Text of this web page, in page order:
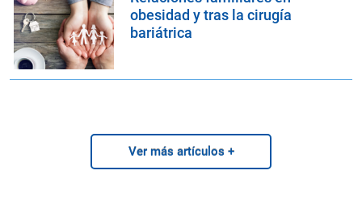
obesidad y tras la cirugía
bariátrica
Ver más artículos +